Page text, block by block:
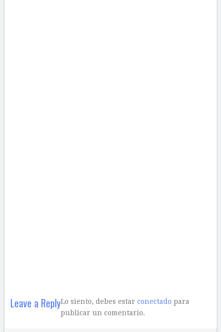
Leave a ReplyLo siento, debes estar conectado para
publicar un comentario.